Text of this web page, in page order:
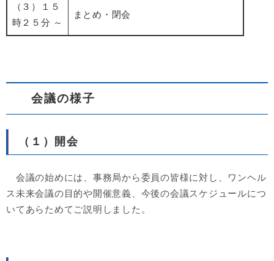
（３）１５
時２５分 ～
まとめ・閉会
会議の様子
（１）開会
会議の始めには、事務局から委員の皆様に対し、ワンヘル
ス未来会議の目的や開催意義、今後の会議スケジュールにつ
いてあらためてご説明しました。